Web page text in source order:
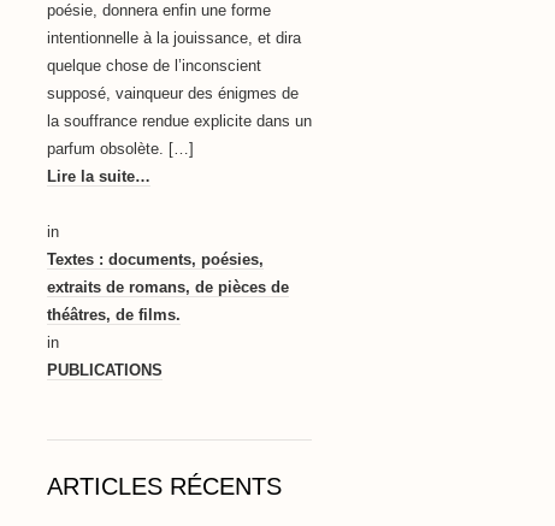
poésie, donnera enfin une forme
intentionnelle à la jouissance, et dira
quelque chose de l’inconscient
supposé, vainqueur des énigmes de
la souffrance rendue explicite dans un
parfum obsolète. […]
Lire la suite…
in
Textes : documents, poésies,
extraits de romans, de pièces de
théâtres, de films.
in
PUBLICATIONS
ARTICLES RÉCENTS